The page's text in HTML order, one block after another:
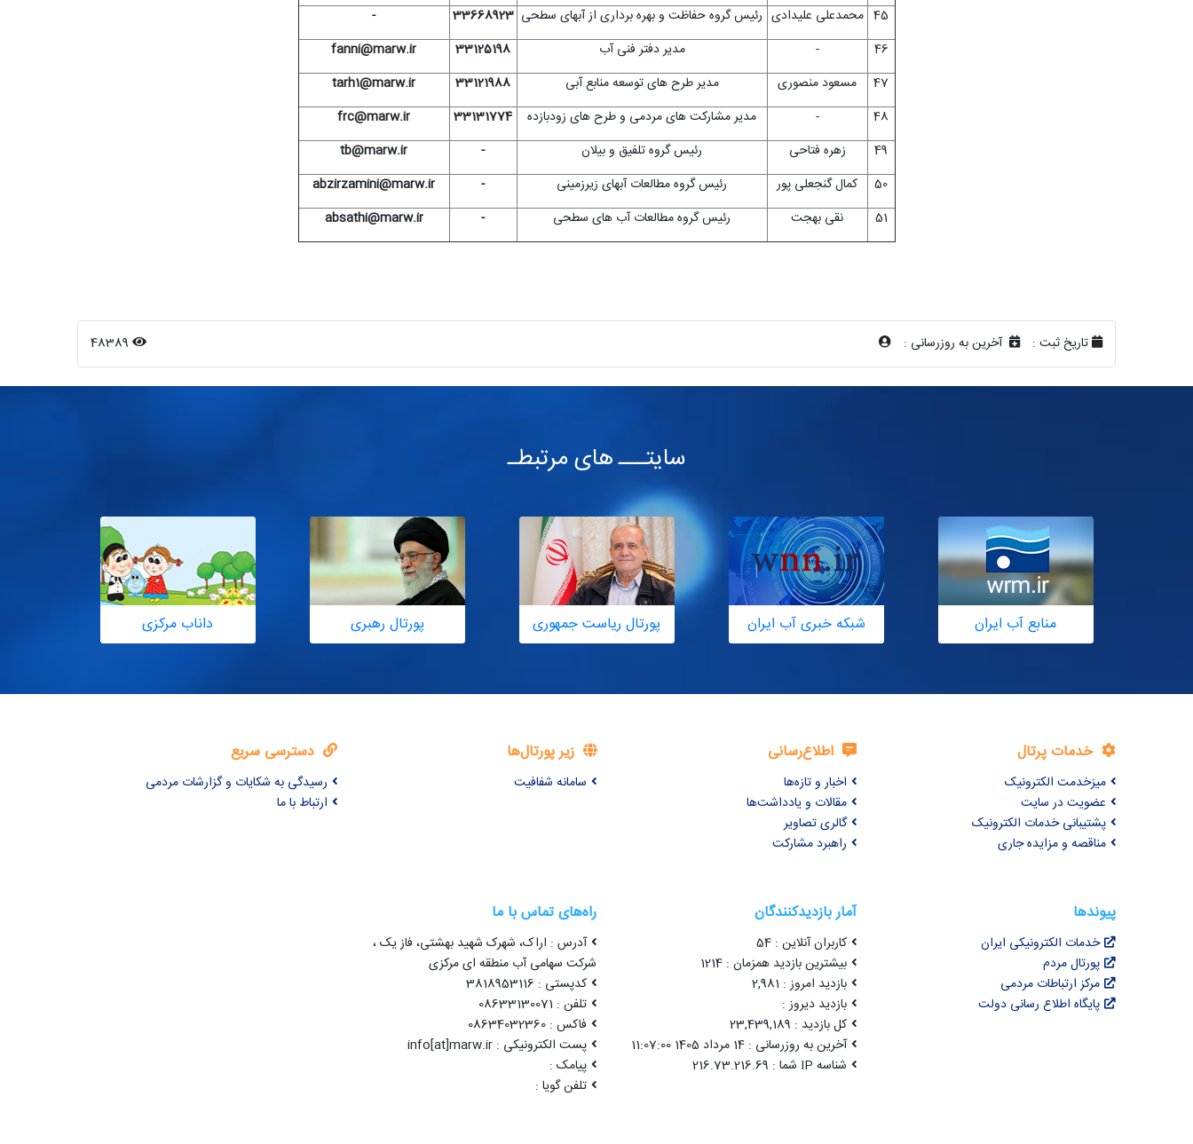
45 محمدعلی علیدادی رئیس گروه حفاظت و بهره برداری از آبهای سطحی 33668923
-
46
- مدیر دفتر فنی آب 33125198
fanni@marw.ir
47
مسعود منصوری مدیر طرح های توسعه منابع آبی 33121988
tarh1@marw.ir
48
- مدیر مشارکت های مردمی و طرح های زودبازده 33131774
frc@marw.ir
49
زهره فتاحی رئیس گروه تلفیق و بیلان -
tb@marw.ir
50
کمال گنجعلی پور رئیس گروه مطالعات آبهای زیرزمینی -
abzirzamini@marw.ir
51
نقی بهجت رئیس گروه مطالعات آب های سطحی -
absathi@marw.ir
تاریخ ثبت : آخرین به روزرسانی : 48389
سایتـــ های مرتبطـ
منابع آب ایران شبکه خبری آب ایران پورتال ریاست جمهوری پورتال رهبری داناب مرکزی
خدمات پرتال
میزخدمت الکترونیک
عضویت در سایت
پشتیبانی خدمات الکترونیک
مناقصه و مزایده جاری
اطلاع‌رسانی
اخبار و تازه‌ها
مقالات و یادداشت‌ها
گالری تصاویر
راهبرد مشارکت
زیر پورتال‌ها
سامانه شفافیت
دسترسی سریع
رسیدگی به شکایات و گزارشات مردمی
ارتباط با ما
پیوندها
خدمات الکترونیکی ایران
پورتال مردم
مرکز ارتباطات مردمی
پایگاه اطلاع رسانی دولت
آمار بازدیدکنندگان
کاربران آنلاین : 54
بیشترین بازدید همزمان : 1214
بازدید امروز : 2,981
بازدید دیروز :
کل بازدید : 23,439,189
آخرین به روزرسانی : 14 مرداد 1405 11:07:00
شناسه IP شما : 216.73.216.69
راه‌های تماس با ما
آدرس : اراک، شهرک شهید بهشتی، فاز یک ،
شرکت سهامی آب منطقه ای مرکزی
کدپستی : 3818953116
تلفن : 08633130071
فاکس : 08634032360
پست الکترونیکی : info[at]marw.ir
پیامک :
تلفن گویا :